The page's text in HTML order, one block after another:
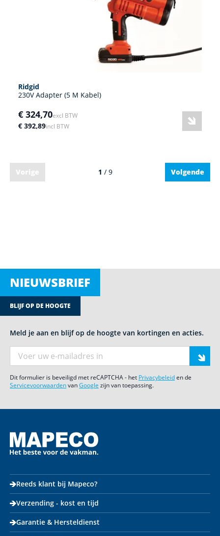
Ridgid
230V Adapter (5 M Kabel)
€ 324,70excl BTW
€ 392,89incl BTW
Vorige 1 / 9 Volgende
NIEUWSBRIEF
BLIJF OP DE HOOGTE
Meld je aan en blijf op de hoogte van kortingen en acties.
Dit formulier is beveiligd met reCAPTCHA - het Privacybeleiden de
ServicevoorwaardenvanGoogle zijn van toepassing.
Reeds klant bij Mapeco?
Verzending - kost en tijd
Garantie & Hersteldienst